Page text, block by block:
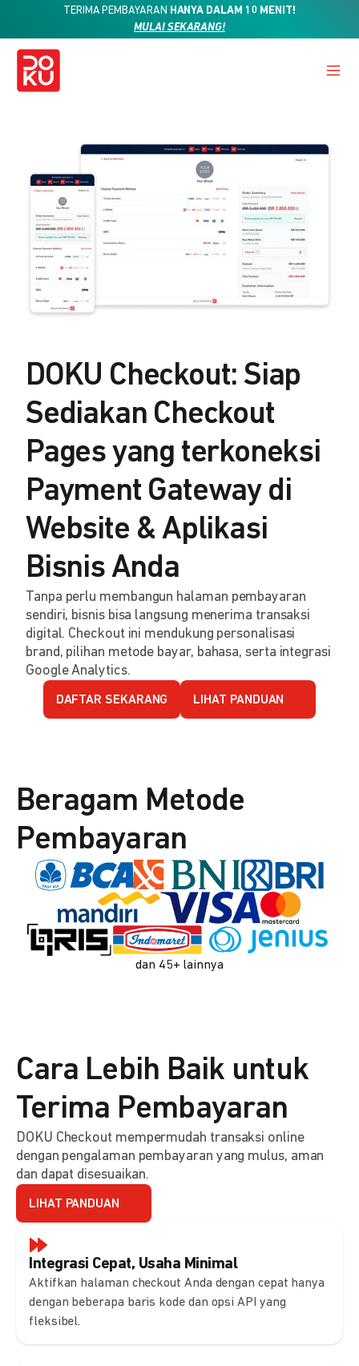
TERIMA PEMBAYARAN HANYA DALAM 10 MENIT!
MULAI SEKARANG!
DOKU Checkout: Siap
Sediakan Checkout
Pages yang terkoneksi
Payment Gateway di
Website & Aplikasi
Bisnis Anda
Tanpa perlu membangun halaman pembayaran
sendiri, bisnis bisa langsung menerima transaksi
digital. Checkout ini mendukung personalisasi
brand, pilihan metode bayar, bahasa, serta integrasi
Google Analytics.
DAFTAR SEKARANG LIHAT PANDUAN
Beragam Metode
Pembayaran
dan 45+ lainnya
Integrasi Cepat, Usaha Minimal
Aktifkan halaman checkout Anda dengan cepat hanya
dengan beberapa baris kode dan opsi API yang
fleksibel.
Cara Lebih Baik untuk
Terima Pembayaran
DOKU Checkout mempermudah transaksi online
dengan pengalaman pembayaran yang mulus, aman
dan dapat disesuaikan.
LIHAT PANDUAN